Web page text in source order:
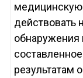
медицинскую
действовать
обнаружения
результатам